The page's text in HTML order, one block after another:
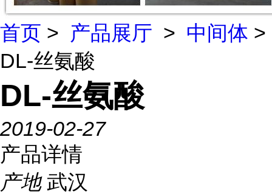
首页 > 产品展厅 > 中间体 >
DL-丝氨酸
DL-丝氨酸
2019-02-27
产品详情
产地 武汉